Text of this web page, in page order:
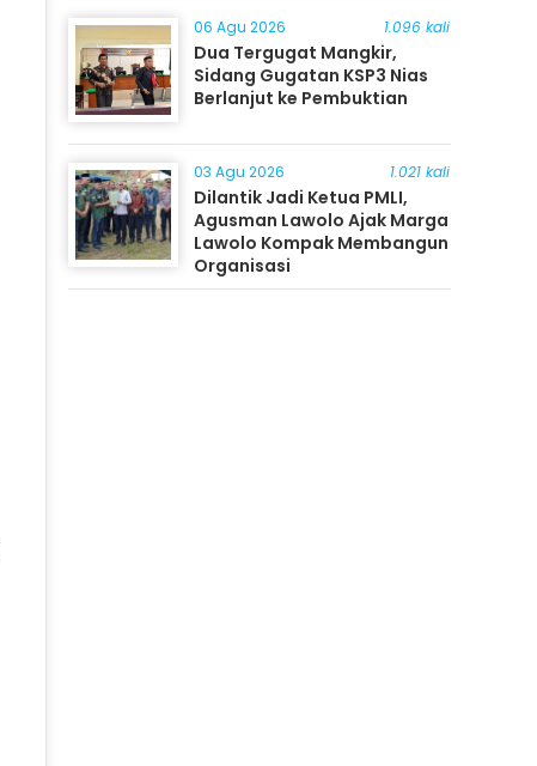
06 Agu 2026 1.096 kali
Dua Tergugat Mangkir,
Sidang Gugatan KSP3 Nias
Berlanjut ke Pembuktian
03 Agu 2026 1.021 kali
Dilantik Jadi Ketua PMLI,
Agusman Lawolo Ajak Marga
Lawolo Kompak Membangun
Organisasi